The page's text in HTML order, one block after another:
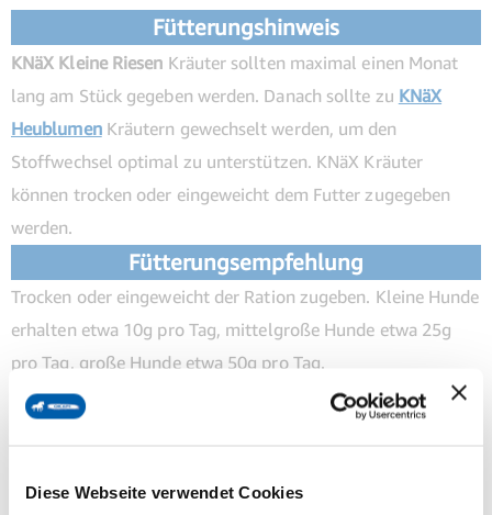
Diese Webseite verwendet Cookies
ProduktbeschreibungFütterungshinweis
KNäX Kleine Riesen Kräuter sollten maximal einen Monat
lang am Stück gegeben werden. Danach sollte zu KNäX
HeublumenKräutern gewechselt werden, um den
Stoffwechsel optimal zu unterstützen. KNäX Kräuter
können trocken oder eingeweicht dem Futter zugegeben
werden.
Fütterungsempfehlung
Trocken oder eingeweicht der Ration zugeben. Kleine Hunde
erhalten etwa 10g pro Tag, mittelgroße Hunde etwa 25g
pro Tag, große Hunde etwa 50g pro Tag.
Zusammensetzung
Löwenzahnkraut, Queckenwurzel, Kümmel